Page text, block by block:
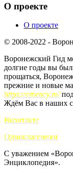
О проекте
О проекте
© 2008-2022 -
Воронежский Гид
долгие годы вы
прощаться,
прежние и новые
https://vrnency.ru/
Ждём Вас в наших
Вконтакте
Одноклассники
С уважением
Энциклопедия».